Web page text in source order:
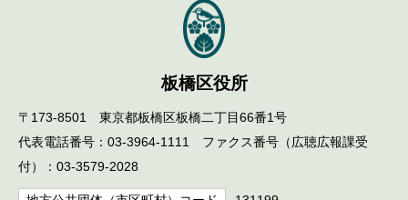
板橋区役所
〒173-8501 東京都板橋区板橋二丁目66番1号
代表電話番号：03-3964-1111 ファクス番号（広聴広報課受
付）：03-3579-2028